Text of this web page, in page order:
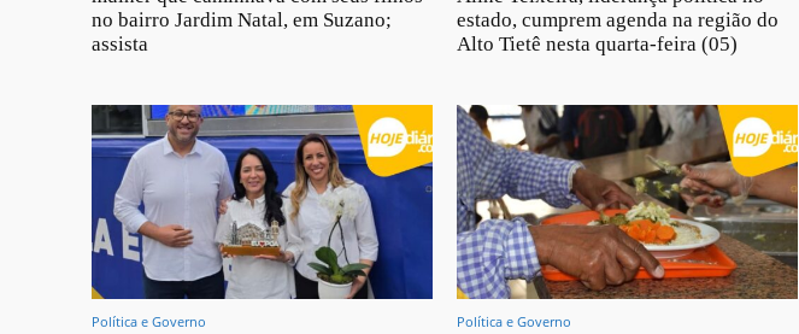
no bairro Jardim Natal, em Suzano;
assista
estado, cumprem agenda na região do
Alto Tietê nesta quarta-feira (05)
Política e Governo Política e Governo